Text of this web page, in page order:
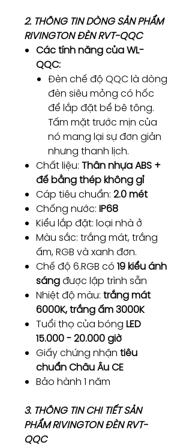
2. THÔNG TIN DÒNG SẢN PHẨM
RIVINGTON ĐÈN RVT-QQC
Các tính năng của WL-
QQC:
Đèn chế độ QQC là dòng
đèn siêu mỏng có hốc
để lắp đặt bể bê tông.
Tấm mặt trước mịn của
nó mang lại sự đơn giản
nhưng thanh lịch.
Chất liệu: Thân nhựa ABS +
đế bằng thép không gỉ
Cáp tiêu chuẩn: 2.0 mét
Chống nước: IP68
Kiểu lắp đặt: loại nhà ở
Màu sắc: trắng mát, trắng
ấm, RGB và xanh đơn.
Chế độ 6.RGB có 19 kiểu ánh
sángđược lập trình sẵn
Nhiệt độ màu: trắng mát
6000K, trắng ấm 3000K
Tuổi thọ của bóng LED
15.000 - 20.000 giờ
Giấy chứng nhận tiêu
chuẩn Châu Âu CE
Bảo hành 1 năm
3. THÔNG TIN CHI TIẾT SẢN
PHẨM RIVINGTON ĐÈN RVT-
QQC